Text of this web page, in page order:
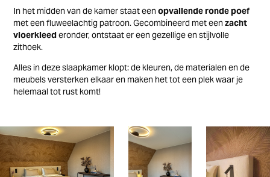
In het midden van de kamer staat eenopvallende ronde poef
met een fluweelachtig patroon. Gecombineerd met eenzacht
vloerkleederonder, ontstaat er een gezellige en stijlvolle
zithoek.
Alles in deze slaapkamer klopt: de kleuren, de materialen en de
meubels versterken elkaar en maken het tot een plek waar je
helemaal tot rust komt!